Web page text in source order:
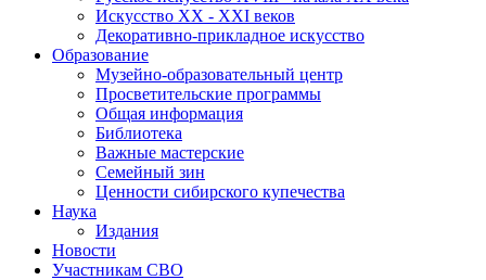
Искусство ХХ - ХХI веков
Декоративно-прикладное искусство
Образование
Музейно-образовательный центр
Просветительские программы
Общая информация
Библиотека
Важные мастерские
Семейный зин
Ценности сибирского купечества
Наука
Издания
Новости
Участникам СВО